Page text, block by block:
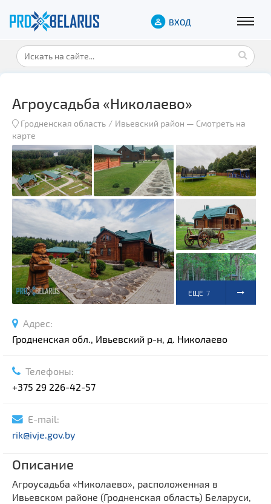
ВХОД
Агроусадьба «Николаево»
Гродненская область Ивьевский район — Смотреть на
карте
ЕЩЕ 7
Адрес:
Гродненская обл., Ивьевский р-н, д. Николаево
Телефоны:
+375 29 226-42-57
E-mail:
rik@ivje.gov.by
Описание
Агроусадьба «Николаево», расположенная в
Ивьевском районе (Гродненская область) Беларуси,